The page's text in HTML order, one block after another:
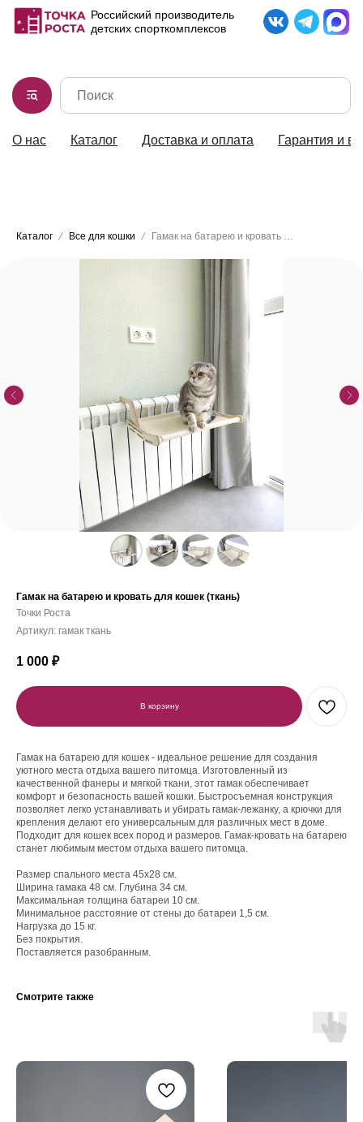
Российский производитель
детских спорткомплексов
8-902-189-56-36
О нас Каталог Доставка и оплата Гарантия и
Каталог Все для кошки
Гамак на батарею и кровать для кошек (ткань)
Точки Роста
Артикул: гамак ткань
1 000 ₽
В корзину
Гамак на батарею для кошек - идеальное решение для создания
уютного места отдыха вашего питомца. Изготовленный из
качественной фанеры и мягкой ткани, этот гамак обеспечивает
комфорт и безопасность вашей кошки. Быстросъемная конструкция
позволяет легко устанавливать и убирать гамак-лежанку, а крючки для
крепления делают его универсальным для различных мест в доме.
Подходит для кошек всех пород и размеров. Гамак-кровать на батарею
станет любимым местом отдыха вашего питомца.
Размер спального места 45х28 см.
Ширина гамака 48 см. Глубина 34 см.
Максимальная толщина батареи 10 см.
Минимальное расстояние от стены до батареи 1,5 см.
Нагрузка до 15 кг.
Без покрытия.
Поставляется разобранным.
Смотрите также